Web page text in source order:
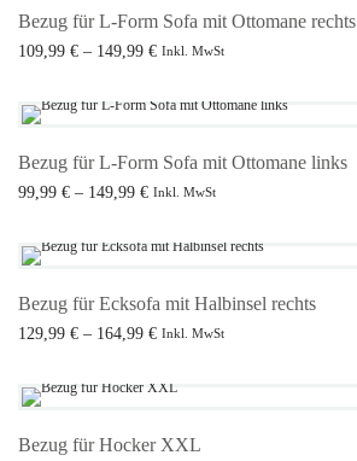
Bezug für L-Form Sofa mit Ottomane rechts
109,99 € – 149,99 €Preisspanne:
149,99 €
Inkl. MwSt
Bezug für L-Form Sofa mit Ottomane links
99,99 € – 149,99 €Preisspanne:
149,99 €
Inkl. MwSt
Bezug für Ecksofa mit Halbinsel rechts
129,99 € – 164,99 €Preisspanne:
164,99 €
Inkl. MwSt
Bezug für Hocker XXL